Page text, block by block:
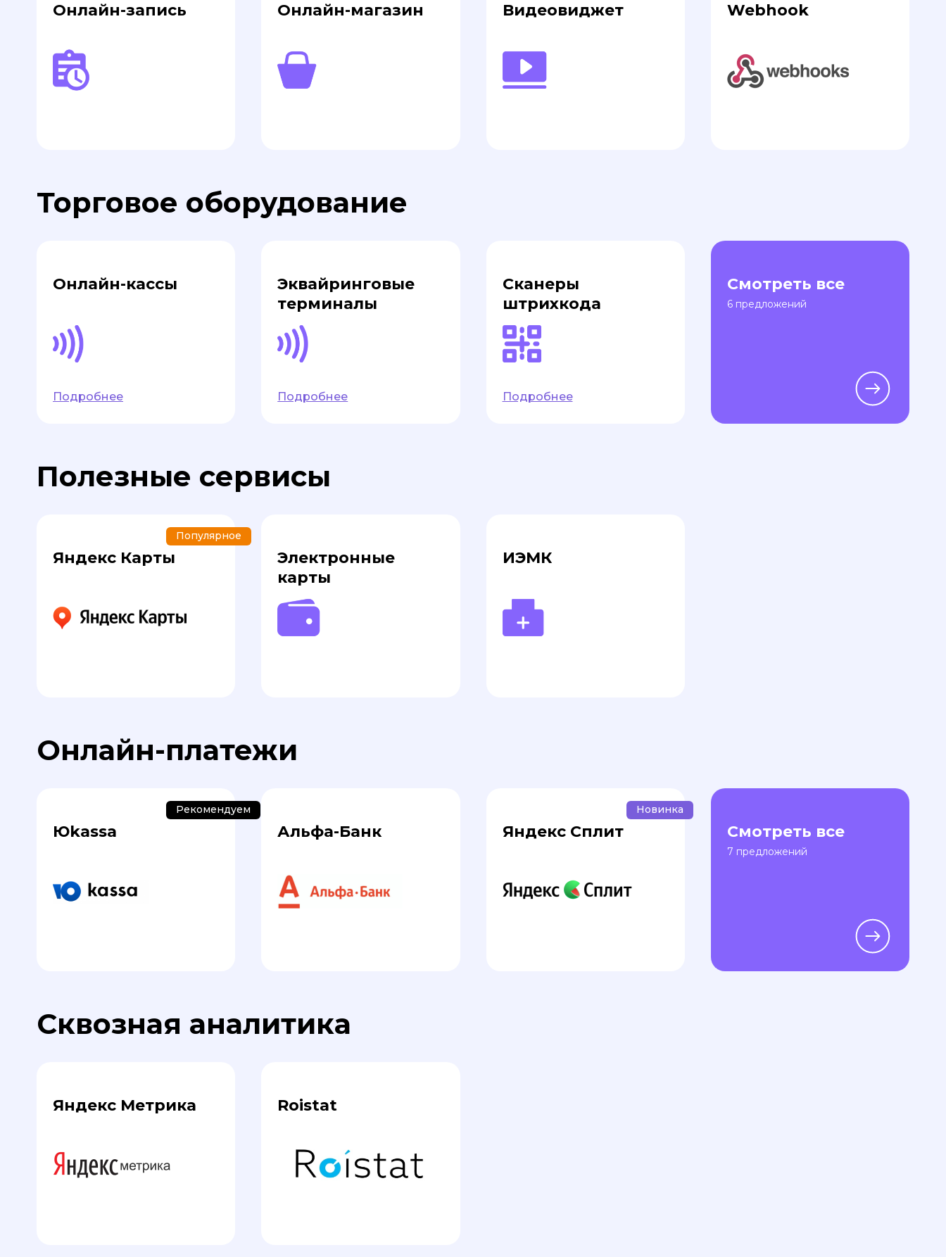
Онлайн-запись Онлайн-магазин Видеовиджет Webhook
Торговое оборудование
Онлайн-кассы
Подробнее
Эквайринговые
терминалы
Подробнее
Сканеры
штрихкода
Подробнее
Смотреть все
6 предложений
Полезные сервисы
Популярное
Яндекс Карты
Электронные
карты
ИЭМК
Онлайн-платежи
Рекомендуем
Юkassa Альфа-Банк
Новинка
Яндекс Сплит Смотреть все
7 предложений
Сквозная аналитика
Яндекс Метрика Roistat